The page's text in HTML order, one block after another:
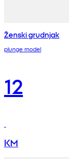
Ženski grudnjak
plunge model
12
KM